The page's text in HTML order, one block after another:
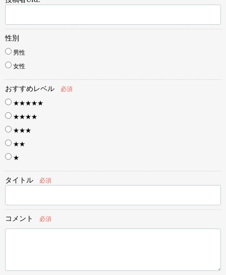
性別
男性
女性
おすすめレベル
必須
★★★★★
★★★★
★★★
★★
★
タイトル 必須
コメント 必須